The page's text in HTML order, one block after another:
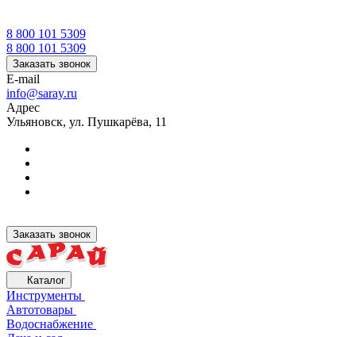
8 800 101 5309
8 800 101 5309
Заказать звонок
E-mail
info@saray.ru
Адрес
Ульяновск, ул. Пушкарёва, 11
Заказать звонок
Каталог
Инструменты
Автотовары
Водоснабжение